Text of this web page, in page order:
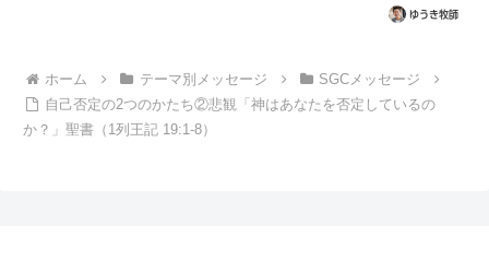
て、モーセの律法と預言者たちの書と詩篇に
書いてあることは、すべて成就しなければな
ゆうき牧師
ホーム テーマ別メッセージ
SGCメッセージ
自己否定の2つのかたち②悲観「神はあなたを否定しているの
か？」聖書（1列王記 19:1-8）